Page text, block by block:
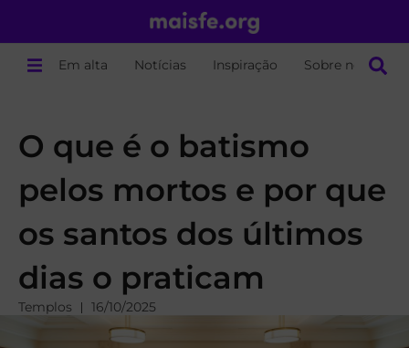
Em alta Notícias Inspiração Sobre nós
O que é o batismo
pelos mortos e por que
os santos dos últimos
dias o praticam
Templos 16/10/2025